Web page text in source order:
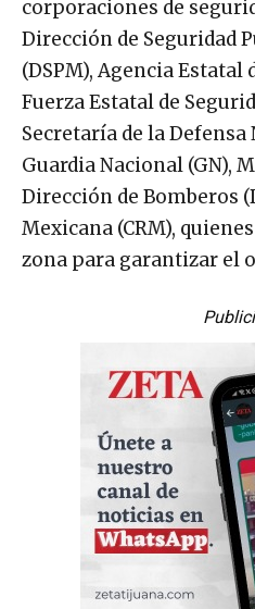
corporaciones de
Dirección de Seguridad
(DSPM), Agencia Estatal
Fuerza Estatal de
Secretaría de la Defensa
Guardia Nacional (GN),
Dirección de Bomberos
Mexicana (CRM),
zona para garantizar el